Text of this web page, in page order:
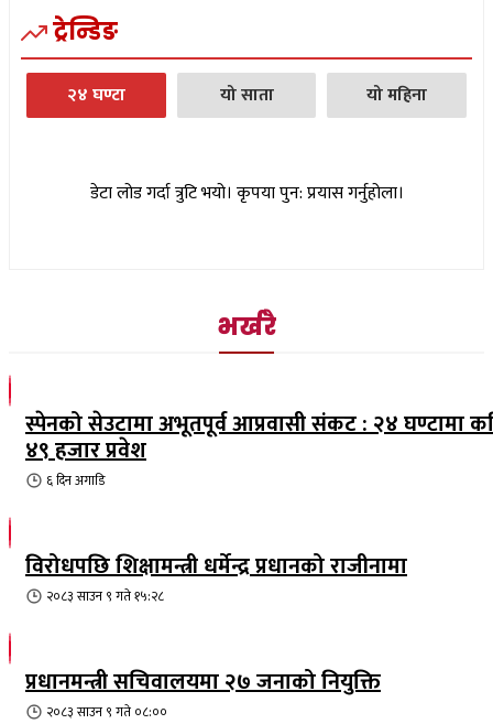
ट्रेन्डिङ
२४ घण्टा यो साता यो महिना
डेटा लोड गर्दा त्रुटि भयो। कृपया पुन: प्रयास गर्नुहोला।
भर्खरै
स्पेनको सेउटामा अभूतपूर्व आप्रवासी संकट : २४ घण्टामा
४९ हजार प्रवेश
६ दिनअगाडि
विरोधपछि शिक्षामन्त्री धर्मेन्द्र प्रधानको राजीनामा
२०८३ साउन ९ गते १५:२८
प्रधानमन्त्री सचिवालयमा २७ जनाको नियुक्ति
२०८३ साउन ९ गते ०८:००